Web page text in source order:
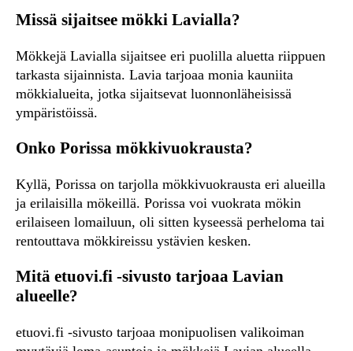
Missä sijaitsee mökki Lavialla?
Mökkejä Lavialla sijaitsee eri puolilla aluetta riippuen
tarkasta sijainnista. Lavia tarjoaa monia kauniita
mökkialueita, jotka sijaitsevat luonnonläheisissä
ympäristöissä.
Onko Porissa mökkivuokrausta?
Kyllä, Porissa on tarjolla mökkivuokrausta eri alueilla
ja erilaisilla mökeillä. Porissa voi vuokrata mökin
erilaiseen lomailuun, oli sitten kyseessä perheloma tai
rentouttava mökkireissu ystävien kesken.
Mitä etuovi.fi -sivusto tarjoaa Lavian
alueelle?
etuovi.fi -sivusto tarjoaa monipuolisen valikoiman